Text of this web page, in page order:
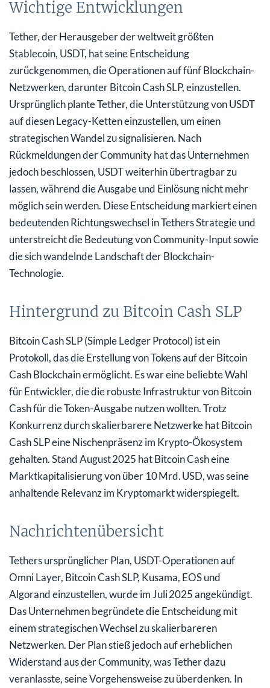
Wichtige Entwicklungen
Tether, der Herausgeber der weltweit größten
Stablecoin, USDT, hat seine Entscheidung
zurückgenommen, die Operationen auf fünf Blockchain-
Netzwerken, darunter Bitcoin Cash SLP, einzustellen.
Ursprünglich plante Tether, die Unterstützung von USDT
auf diesen Legacy-Ketten einzustellen, um einen
strategischen Wandel zu signalisieren. Nach
Rückmeldungen der Community hat das Unternehmen
jedoch beschlossen, USDT weiterhin übertragbar zu
lassen, während die Ausgabe und Einlösung nicht mehr
möglich sein werden. Diese Entscheidung markiert einen
bedeutenden Richtungswechsel in Tethers Strategie und
unterstreicht die Bedeutung von Community-Input sowie
die sich wandelnde Landschaft der Blockchain-
Technologie.
Hintergrund zu Bitcoin Cash SLP
Bitcoin Cash SLP (Simple Ledger Protocol) ist ein
Protokoll, das die Erstellung von Tokens auf der Bitcoin
Cash Blockchain ermöglicht. Es war eine beliebte Wahl
für Entwickler, die die robuste Infrastruktur von Bitcoin
Cash für die Token-Ausgabe nutzen wollten. Trotz
Konkurrenz durch skalierbarere Netzwerke hat Bitcoin
Cash SLP eine Nischenpräsenz im Krypto-Ökosystem
gehalten. Stand August 2025 hat Bitcoin Cash eine
Marktkapitalisierung von über 10 Mrd. USD, was seine
anhaltende Relevanz im Kryptomarkt widerspiegelt.
Nachrichtenübersicht
Tethers ursprünglicher Plan, USDT-Operationen auf
Omni Layer, Bitcoin Cash SLP, Kusama, EOS und
Algorand einzustellen, wurde im Juli 2025 angekündigt.
Das Unternehmen begründete die Entscheidung mit
einem strategischen Wechsel zu skalierbareren
Netzwerken. Der Plan stieß jedoch auf erheblichen
Widerstand aus der Community, was Tether dazu
veranlasste, seine Vorgehensweise zu überdenken. In